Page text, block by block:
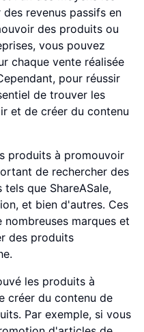
revenus passifs en
des produits ou
vous pouvez
chaque vente réalisée
pour réussir
de trouver les
et de créer du contenu
produits à promouvoir
de rechercher des
que ShareASale,
et bien d'autres. Ces
marques et
des produits
les produits à
créer du contenu de
Par exemple, si vous